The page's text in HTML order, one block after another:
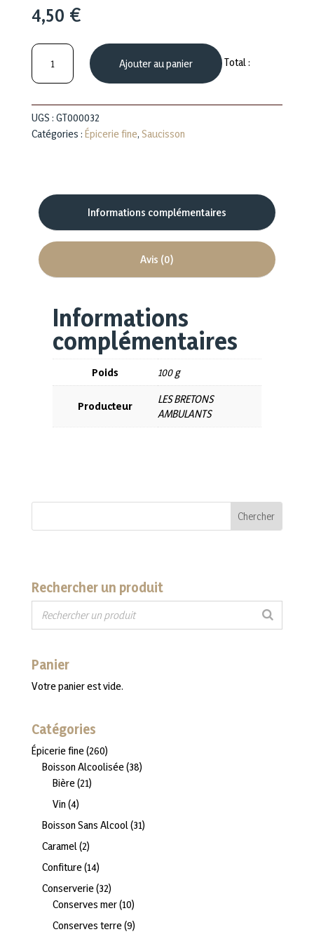
4,50 €
quantité
Saucisson
Ajouter au panier Total :
UGS : GT000032
Catégories : Épicerie fine, Saucisson
Informations complémentaires
Avis (0)
Informations
complémentaires
Poids 100 g
Producteur
LES BRETONS
AMBULANTS
Rechercher un produit
Panier
Votre panier est vide.
Catégories
Épicerie fine 260260
produits
Boisson Alcoolisée 3838
Bière 2121
Vin 44
produits
Boisson Sans Alcool 3131
Caramel 22
produits
Confiture 1414
produits
Conserverie 3232
produits
Conserves mer 1010
produits
Conserves terre 99